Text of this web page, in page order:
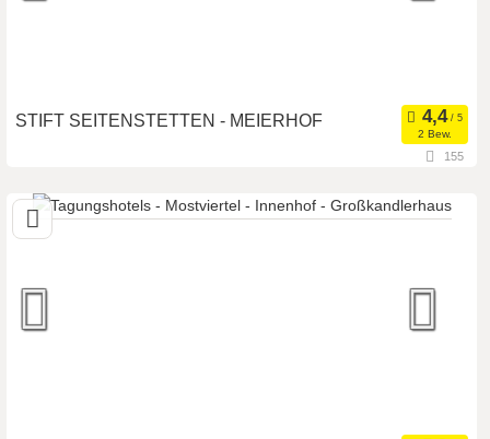
STIFT SEITENSTETTEN - MEIERHOF
2 Bew.
Art der Location: Seminarhotel
Meetingroom
Seminarteilnehmer:
155